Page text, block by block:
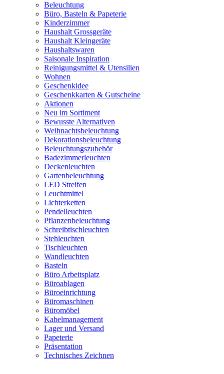
Beleuchtung
Büro, Basteln & Papeterie
Kinderzimmer
Haushalt Grossgeräte
Haushalt Kleingeräte
Haushaltswaren
Saisonale Inspiration
Reinigungsmittel & Utensilien
Wohnen
Geschenkidee
Geschenkkarten & Gutscheine
Aktionen
Neu im Sortiment
Bewusste Alternativen
Weihnachtsbeleuchtung
Dekorationsbeleuchtung
Beleuchtungszubehör
Badezimmerleuchten
Deckenleuchten
Gartenbeleuchtung
LED Streifen
Leuchtmittel
Lichterketten
Pendelleuchten
Pflanzenbeleuchtung
Schreibtischleuchten
Stehleuchten
Tischleuchten
Wandleuchten
Basteln
Büro Arbeitsplatz
Büroablagen
Büroeinrichtung
Büromaschinen
Büromöbel
Kabelmanagement
Lager und Versand
Papeterie
Präsentation
Technisches Zeichnen